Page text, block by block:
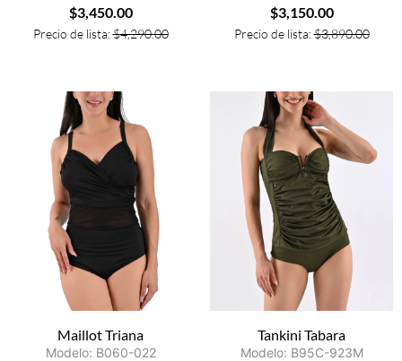
$3,450.00
Precio de lista:$4,290.00
$3,150.00
Precio de lista:$3,890.00
Maillot Triana
Modelo: B060-022
Tankini Tabara
Modelo: B95C-923M